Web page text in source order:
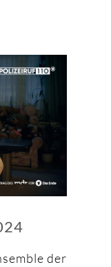
der